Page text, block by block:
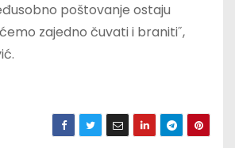
poštovanje ostaju
zajedno čuvati i braniti˝,